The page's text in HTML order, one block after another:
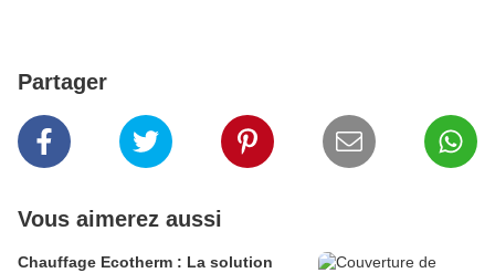
Partager
Vous aimerez aussi
Chauffage Ecotherm : La solution